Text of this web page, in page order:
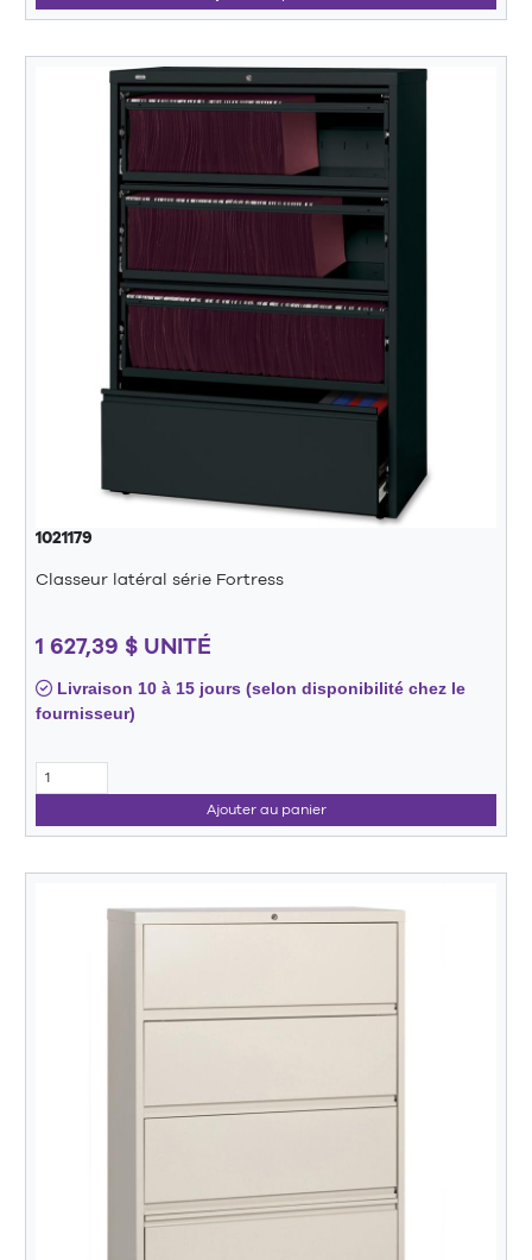
1021179
Classeur latéral série Fortress
1 627,39 $ UNITÉ
Livraison 10 à 15 jours (selon disponibilité chez le
fournisseur)
Ajouter au panier